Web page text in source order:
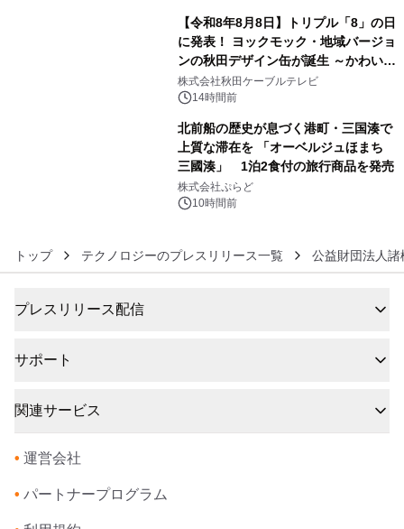
【令和8年8月8日】トリプル「8」の日
に発表！ ヨックモック・地域バージョ
ンの秋田デザイン缶が誕生 ～かわいい
秋田犬の子犬と秋田の四季と名所を巡
るパッケージ～ 9月1日(火)秋田県内で
株式会社秋田ケーブルテレビ
14時間前
北前船の歴史が息づく港町・三国湊で
上質な滞在を 「オーベルジュほまち
三國湊」 1泊2食付の旅行商品を発売
株式会社ぷらど
10時間前
トップ テクノロジーのプレスリリース一覧 公益財団法人
プレスリリース配信
サポート
関連サービス
• 運営会社
• パートナープログラム